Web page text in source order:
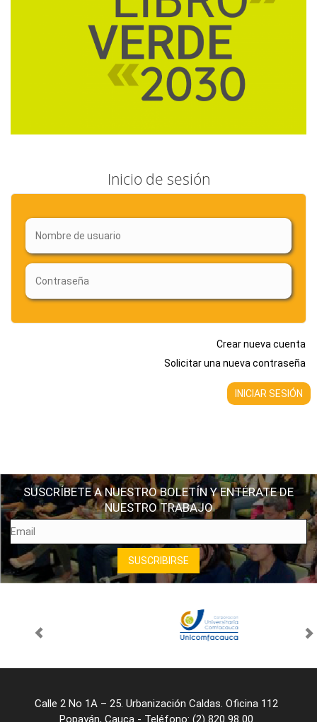
Inicio de sesión
Crear nueva cuenta
Solicitar una nueva contraseña
SUSCRÍBETE A NUESTRO BOLETÍN Y ENTÉRATE DE
NUESTRO TRABAJO
Calle 2 No 1A – 25. Urbanización Caldas. Oficina 112
Popayán, Cauca - Teléfono: (2) 820 98 00